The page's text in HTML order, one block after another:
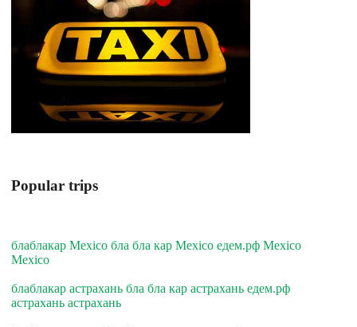
Popular trips
блаблакар Mexico бла бла кар Mexico едем.рф Mexico
Mexico
блаблакар астрахань бла бла кар астрахань едем.рф
астрахань астрахань